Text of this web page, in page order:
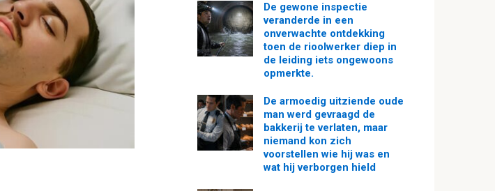
De gewone inspectie
veranderde in een
onverwachte ontdekking
toen de rioolwerker diep in
de leiding iets ongewoons
opmerkte.
De armoedig uitziende oude
man werd gevraagd de
bakkerij te verlaten, maar
niemand kon zich
voorstellen wie hij was en
wat hij verborgen hield